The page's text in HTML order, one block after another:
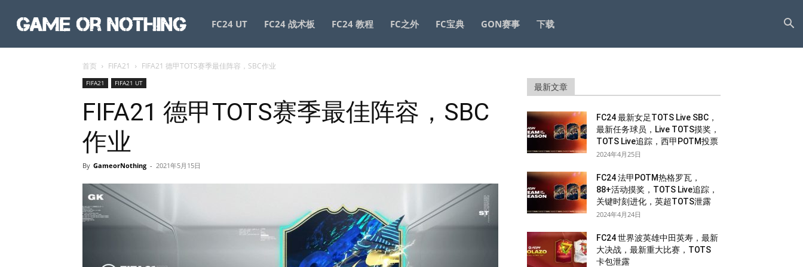
GameorNothing
FC24 UT FC24 战术板 FC24 教程 FC之外 FC宝典 GON赛事 下载
首页 FIFA21 FIFA21 德甲TOTS赛季最佳阵容，SBC作业
FIFA21 FIFA21 UT
FIFA21 德甲TOTS赛季最佳阵容，SBC
作业
By GameorNothing - 2021年5月15日
最新文章
FC24 最新女足TOTS Live SBC，
最新任务球员，Live TOTS摸奖，
TOTS Live追踪，西甲POTM投票
2024年4月25日
FC24 法甲POTM热格罗瓦，
88+活动摸奖，TOTS Live追踪，
关键时刻进化，英超TOTS泄露
2024年4月24日
FC24 世界波英雄中田英寿，最新
大决战，最新重大比赛，TOTS
卡包泄露